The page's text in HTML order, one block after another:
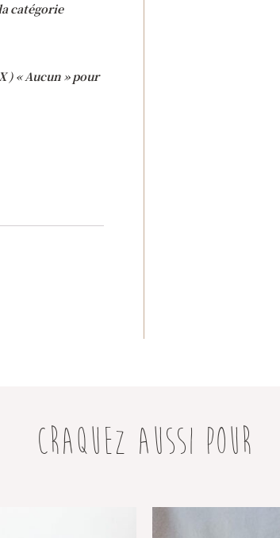
catégorie
) « Aucun » pour
CRAQUEZ AUSSI POUR